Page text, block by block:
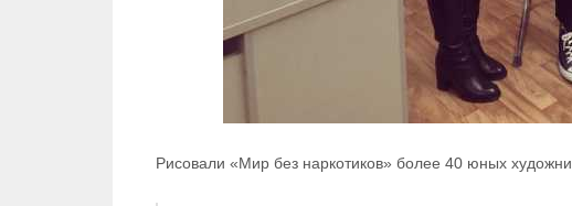
Рисовали «Мир без наркотиков» более 40 юных